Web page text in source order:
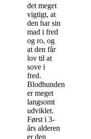
det meget
vigtigt, at
den har sin
mad i fred
og ro, og
at den får
lov til at
sove i
fred.
Blodhunden
er meget
langsomt
udviklet.
Først i 3-
års alderen
er den